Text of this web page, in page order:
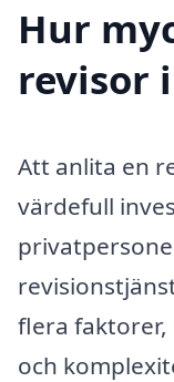
Hur
revisor
Att anlita en
värdefull
flera
och